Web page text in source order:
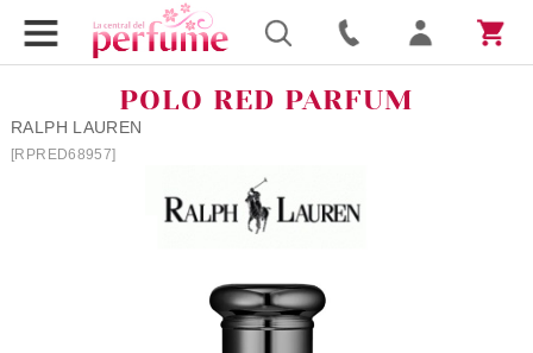
POLO RED PARFUM
RALPH LAUREN
[RPRED68957]